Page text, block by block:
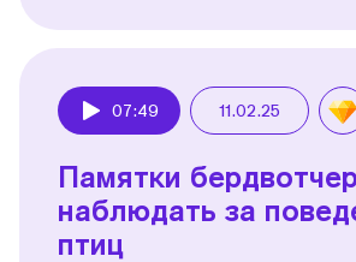
07:49 11.02.25
Памятки
наблюдать за
птиц